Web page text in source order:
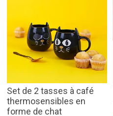
Set de 2 tasses à café
thermosensibles en
forme de chat